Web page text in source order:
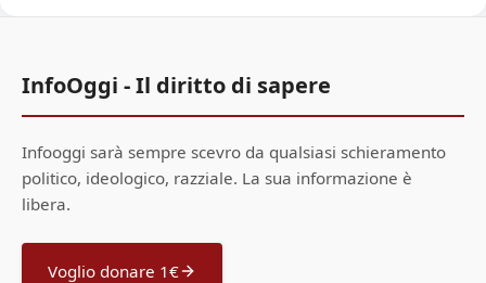
InfoOggi - Il diritto di sapere
Infooggi sarà sempre scevro da qualsiasi schieramento
politico, ideologico, razziale. La sua informazione è
libera.
Voglio donare 1€